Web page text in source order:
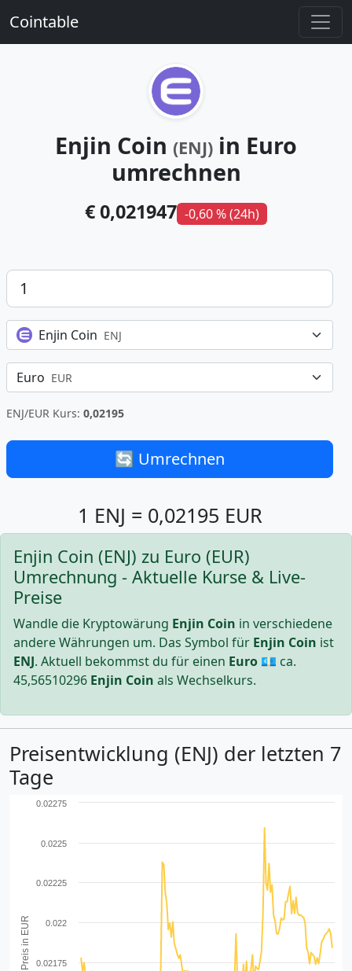
Cointable
Enjin Coin (ENJ) in Euro
umrechnen
€ 0,021947 -0,60 % (24h)
Betrag
Enjin Coin ENJ
Euro EUR
ENJ/EUR Kurs: 0,02195
🔄 Umrechnen
1 ENJ = 0,02195 EUR
Enjin Coin (ENJ) zu Euro (EUR)
Umrechnung - Aktuelle Kurse & Live-
Preise
Wandle die Kryptowärung Enjin Coin in verschiedene
andere Währungen um. Das Symbol für Enjin Coin ist
ENJ. Aktuell bekommst du für einen Euro 💶 ca.
45,56510296 Enjin Coin als Wechselkurs.
Preisentwicklung (ENJ) der letzten 7
Tage
Preis in EUR 0.02175
0.022
0.02225
0.0225
0.02275